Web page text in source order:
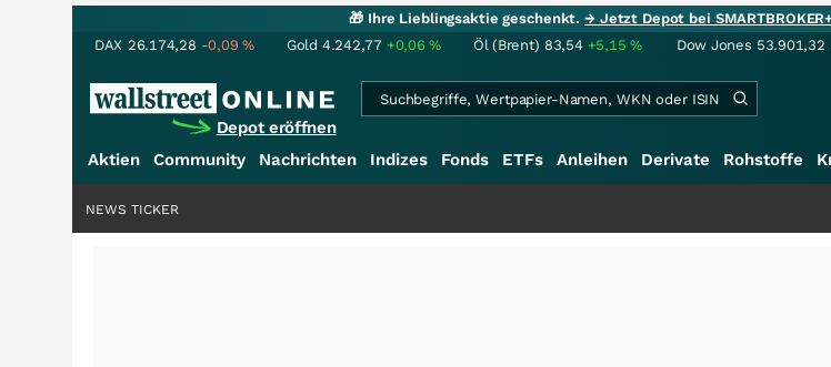
🎁 Ihre Lieblingsaktie geschenkt.→ Jetzt Depot bei
DAX 26.174,28 -0,09% Gold 4.242,77 +0,06% Öl (Brent) 83,54 +5,15% Dow Jones 53.901,32
Depot eröffnen
Aktien Community Nachrichten Indizes Fonds ETFs Anleihen Derivate Rohstoffe
NEWS TICKER